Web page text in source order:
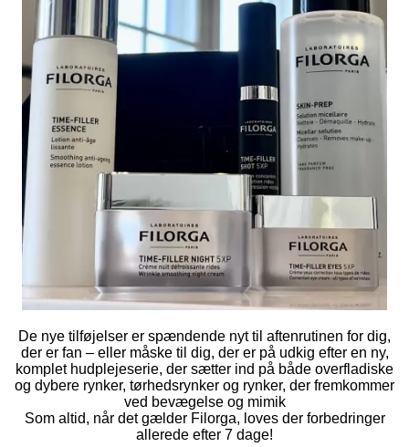
De nye tilføjelser er spændende nyt til aftenrutinen for dig,
der er fan – eller måske til dig, der er på udkig efter en ny,
komplet hudplejeserie, der sætter ind på både overfladiske
og dybere rynker, tørhedsrynker og rynker, der fremkommer
ved bevægelse og mimik
Som altid, når det gælder Filorga, loves der forbedringer
allerede efter 7 dage!